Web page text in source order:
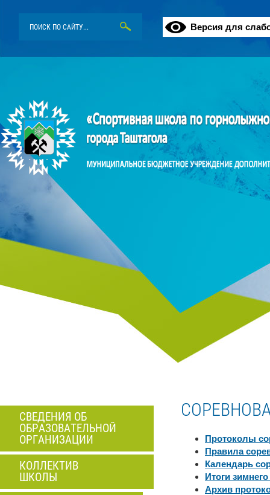
Версия для
Протоколы
Правила
Календарь
Итоги
Архив
СВЕДЕНИЯ ОБ
ОБРАЗОВАТЕЛЬНОЙ
ОРГАНИЗАЦИИ
КОЛЛЕКТИВ
ШКОЛЫ